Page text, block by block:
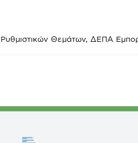
Ρυθμιστικών Θεμάτων, ΔΕΠΑ